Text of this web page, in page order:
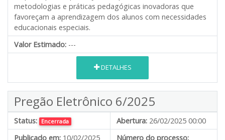
metodologias e práticas pedagógicas inovadoras que
favoreçam a aprendizagem dos alunos com necessidades
educacionais especiais.
Valor Estimado: ---
DETALHES
Pregão Eletrônico 6/2025
Status: Encerrada Abertura: 26/02/2025 00:00
Publicado em: 10/02/2025
Número do processo: